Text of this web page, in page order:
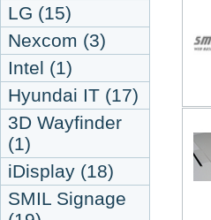
LG (15)
Nexcom (3)
Intel (1)
Hyundai IT (17)
3D Wayfinder
(1)
iDisplay (18)
SMIL Signage